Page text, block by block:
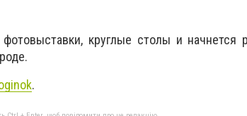
круглые столы и начнется
.